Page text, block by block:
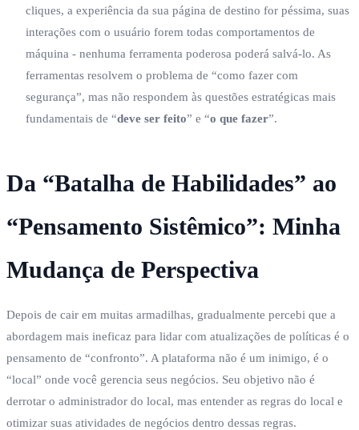
cliques, a experiência da sua página de destino for péssima, suas
interações com o usuário forem todas comportamentos de
máquina - nenhuma ferramenta poderosa poderá salvá-lo. As
ferramentas resolvem o problema de “como fazer com
segurança”, mas não respondem às questões estratégicas mais
fundamentais de “deve ser feito” e “o que fazer”.
Da “Batalha de Habilidades” ao
“Pensamento Sistêmico”: Minha
Mudança de Perspectiva
Depois de cair em muitas armadilhas, gradualmente percebi que a
abordagem mais ineficaz para lidar com atualizações de políticas é o
pensamento de “confronto”. A plataforma não é um inimigo, é o
“local” onde você gerencia seus negócios. Seu objetivo não é
derrotar o administrador do local, mas entender as regras do local e
otimizar suas atividades de negócios dentro dessas regras.